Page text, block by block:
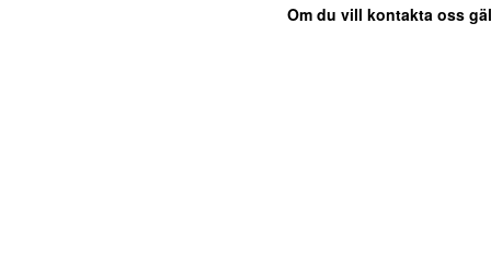
Om du vill kontakta oss